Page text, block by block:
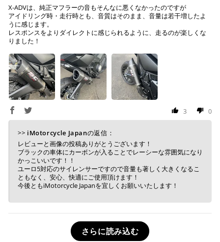
X-ADVは、純正マフラーの音もそんなに悪くなかったのですが
アイドリング時・走行時とも、音質はそのまま、音量は若干増したよ
うに感じます。
レスポンスをよりダイレクトに感じられるように、走るのが楽しくな
りました！
3 0
>> iMotorcycle Japanの返信：
レビューと画像の投稿ありがとうございます！
ブラックの車体にカーボンが入ることでレーシーな雰囲気になり
かっこいいです！！
ユーロ5対応のサイレンサーですので音量も著しく大きくなるこ
ともなく、安心、快適にご使用頂けます！
今後ともiMotorcycle Japanを宜しくお願いいたします！
さらに読み込む